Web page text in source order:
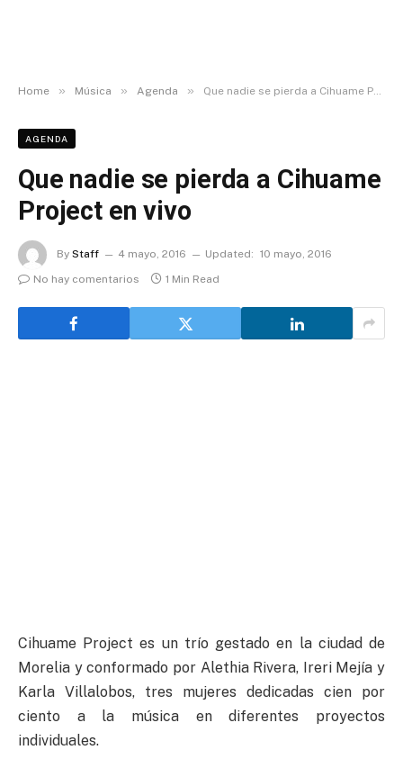
Home » Música » Agenda » Que nadie se pierda a Cihuame Project en vivo
AGENDA
Que nadie se pierda a Cihuame
Project en vivo
By Staff 4 mayo, 2016 Updated: 10 mayo, 2016
No hay comentarios
1 Min Read
Cihuame Project es un trío gestado en la ciudad de
Morelia y conformado por Alethia Rivera, Ireri Mejía y
Karla Villalobos, tres mujeres dedicadas cien por
ciento a la música en diferentes proyectos
individuales.